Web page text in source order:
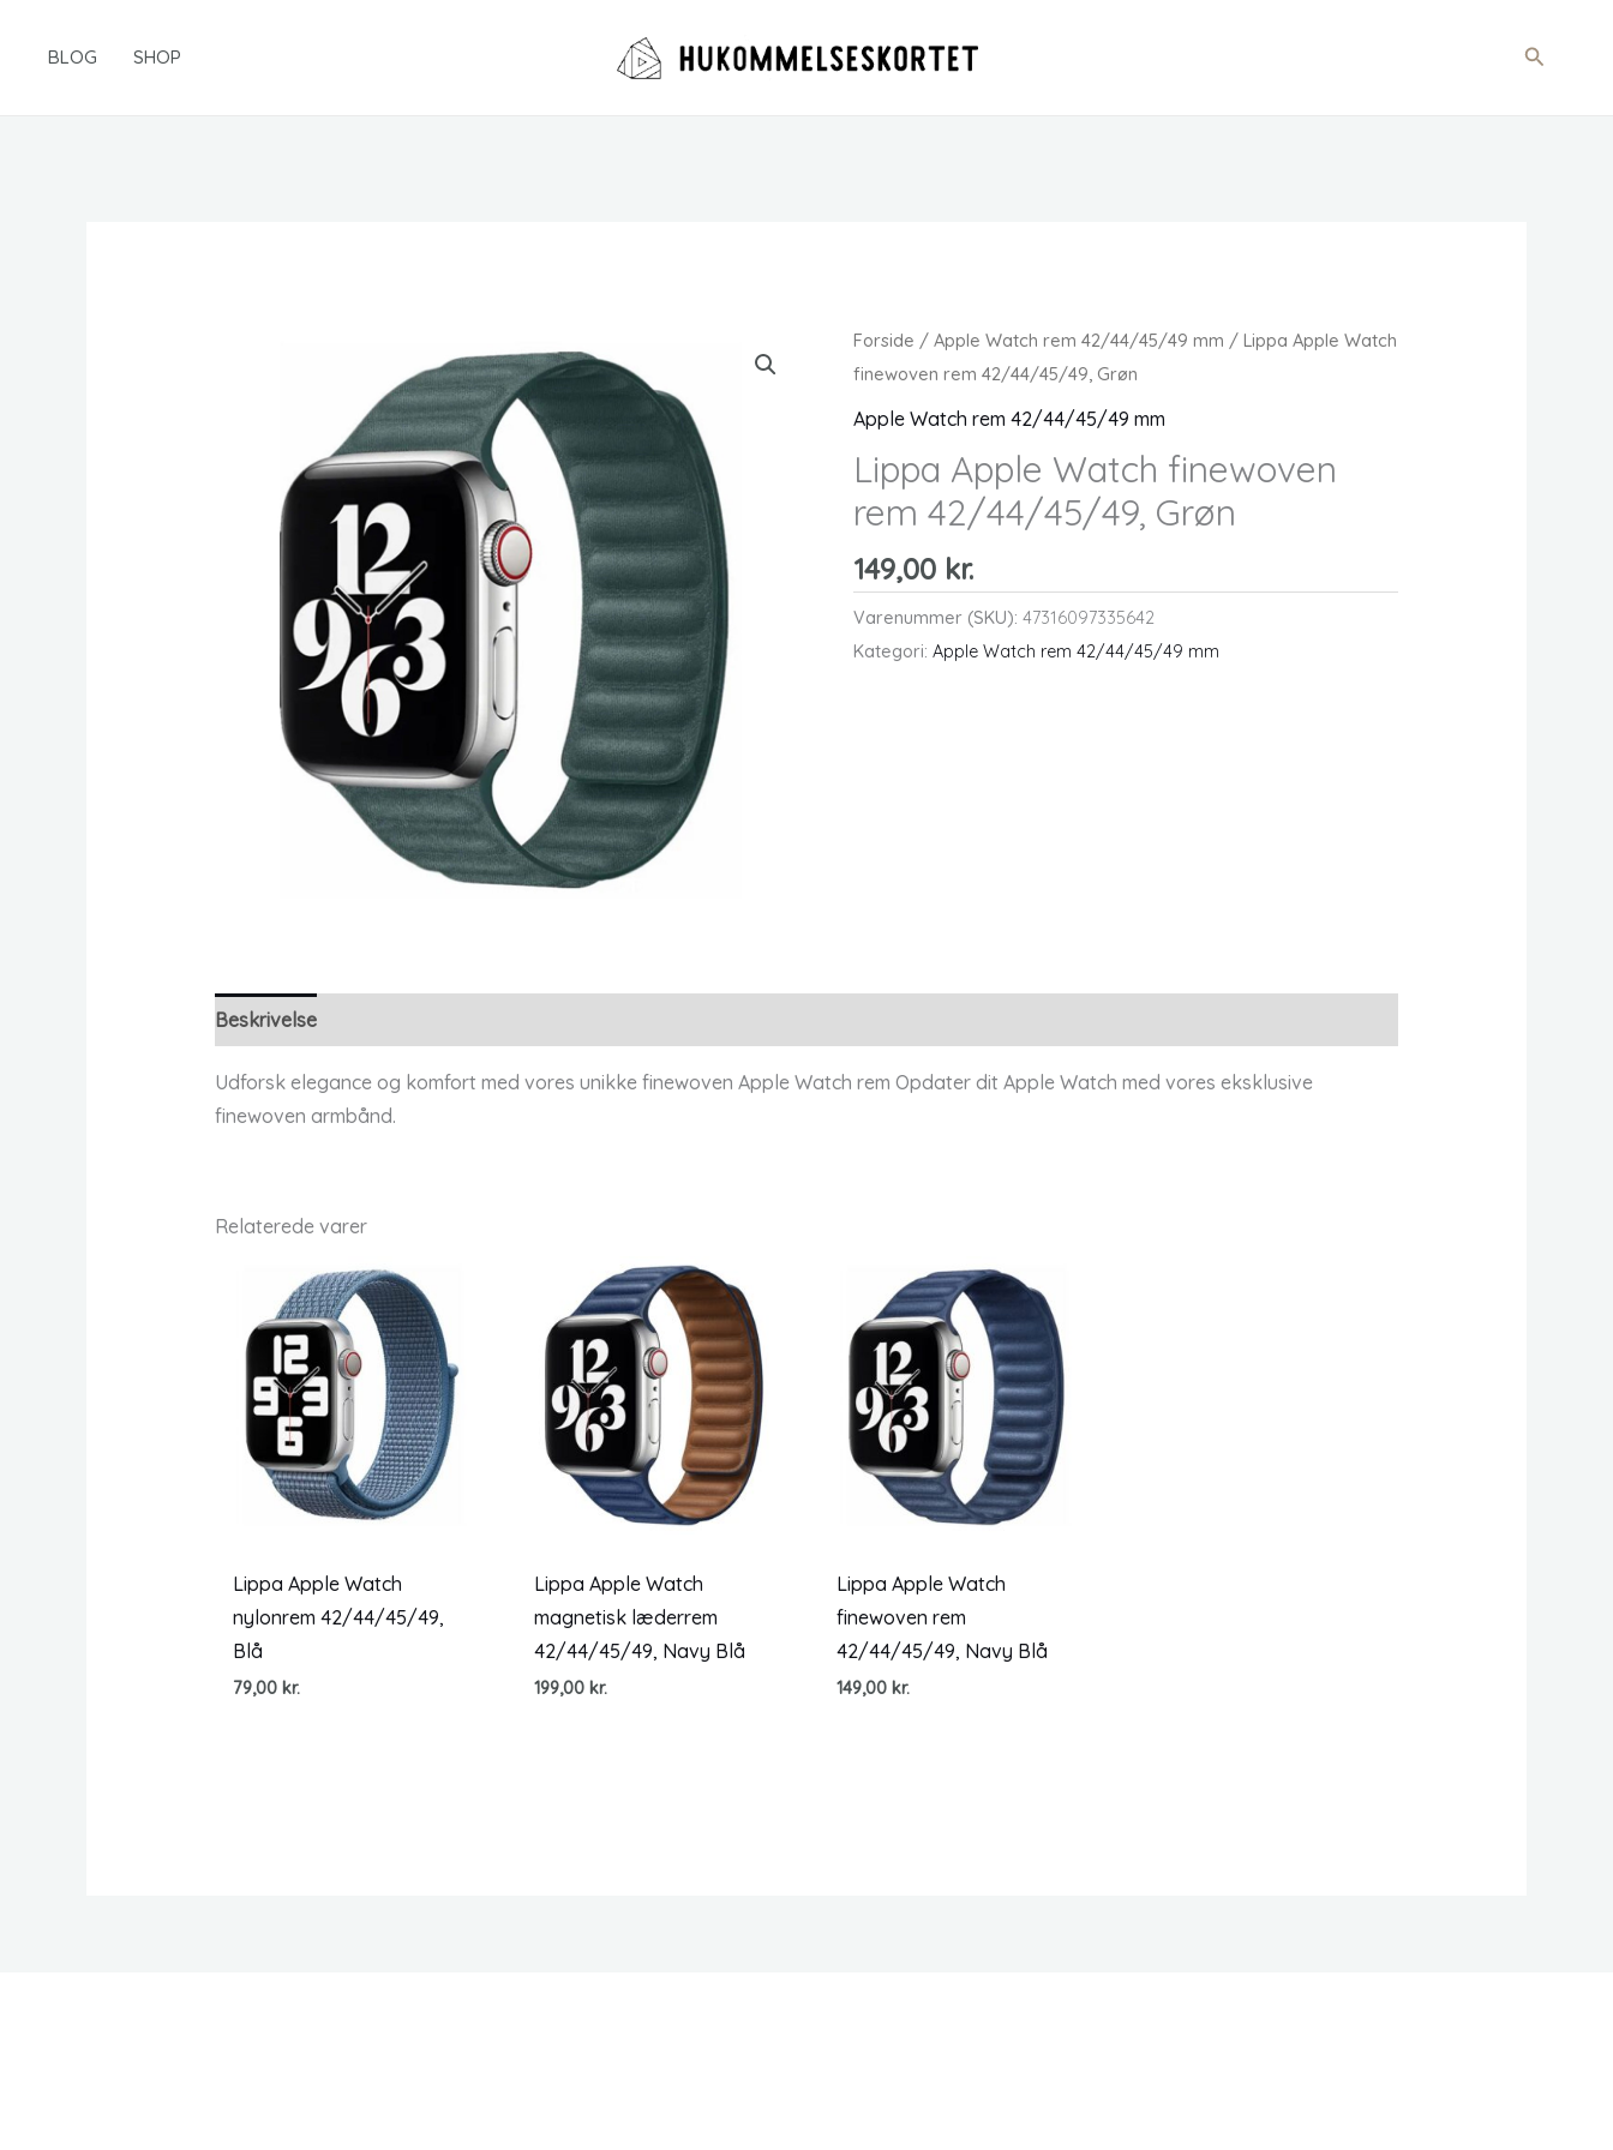
BLOG SHOP Søg
Forside /Apple Watch rem 42/44/45/49 mm / Lippa Apple Watch
finewoven rem 42/44/45/49, Grøn
Apple Watch rem 42/44/45/49 mm
Lippa Apple Watch finewoven
rem 42/44/45/49, Grøn
149,00 kr.
Varenummer (SKU):47316097335642
Kategori:Apple Watch rem 42/44/45/49 mm
Beskrivelse
Udforsk elegance og komfort med vores unikke finewoven Apple Watch rem Opdater dit Apple Watch med vores eksklusive
finewoven armbånd.
Relaterede varer
Lippa Apple Watch
nylonrem 42/44/45/49,
Blå
79,00 kr.
Lippa Apple Watch
magnetisk læderrem
42/44/45/49, Navy Blå
199,00 kr.
Lippa Apple Watch
finewoven rem
42/44/45/49, Navy Blå
149,00 kr.